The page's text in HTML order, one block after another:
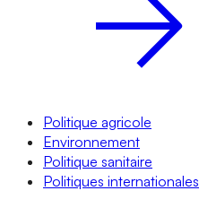
Politique agricole
Environnement
Politique sanitaire
Politiques internationales